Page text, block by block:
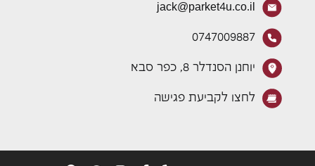
jack@parket4u.co.il
0747009887
יוחנן הסנדלר 8, כפר סבא
לחצו לקביעת פגישה